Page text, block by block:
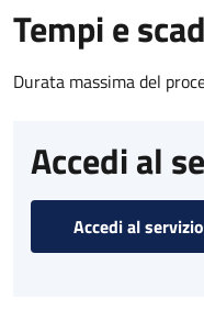
Tempi e
Durata massima del
Accedi al
Accedi al servizio